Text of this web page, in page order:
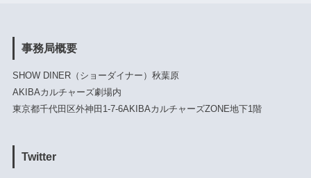
事務局概要
SHOW DINER（ショーダイナー）秋葉原
AKIBAカルチャーズ劇場内
東京都千代田区外神田1-7-6AKIBAカルチャーズZONE地下1階
Twitter